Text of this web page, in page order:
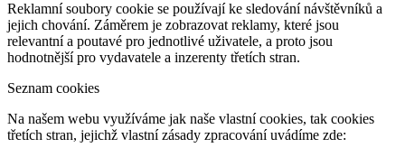
Reklamní soubory cookie se používají ke sledování návštěvníků a
jejich chování. Záměrem je zobrazovat reklamy, které jsou
relevantní a poutavé pro jednotlivé uživatele, a proto jsou
hodnotnější pro vydavatele a inzerenty třetích stran.
Seznam cookies
Na našem webu využíváme jak naše vlastní cookies, tak cookies
třetích stran, jejichž vlastní zásady zpracování uvádíme zde: